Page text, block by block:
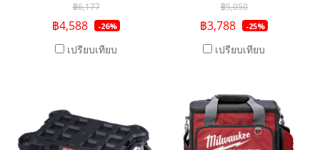
฿6,177
฿4,588 -26%
เปรียบเทียบ
฿5,050
฿3,788 -25%
เปรียบเทียบ